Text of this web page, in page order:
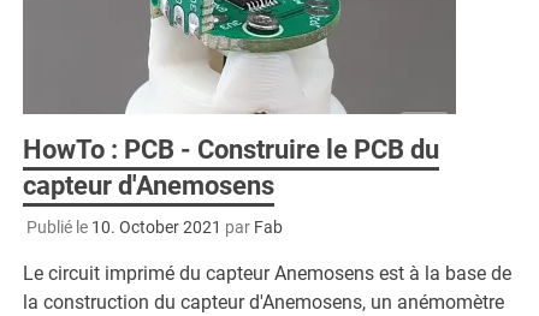
HowTo : PCB - Construire le PCB du
capteur d'Anemosens
Publié le 10. October 2021 par Fab
Le circuit imprimé du capteur Anemosens est à la base de
la construction du capteur d'Anemosens, un anémomètre